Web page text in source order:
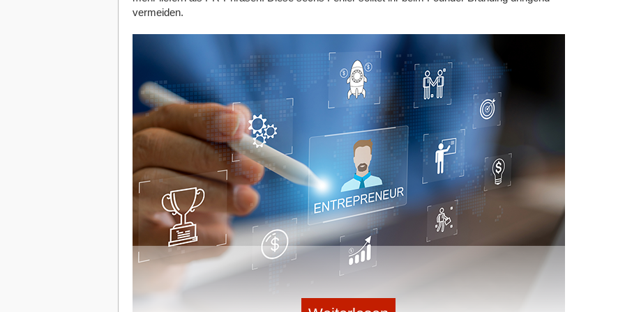
die Seite schnell wieder verlassen.
abdeckst, bei welchen Keywords du gut positioniert bist und ob dein Content die Informationen
bietet, die deine Zielgruppe sucht. Zudem ist die Offpage-Optimierung, insbesondere die
Analyse vorhandener Backlinks, ein wichtiger Schritt, um Potenziale für deine Webseite zu
identifizieren.
Zudem solltest du eine Konkurrenzanalyse durchführen. Verstehe, wer deine
Hauptkonkurrenten sind, indem du eine Liste von Wettbewerbern zusammenstellst, die bei
relevanten Keywords in den Suchergebnissen oben stehen. Dazu bieten sich Tools wie Google
Analytics an, um Daten wie SEO-Traffic, Domain-Rating und Performance KPIs deiner
Konkurrenten zu vergleichen. Wichtig: Auch wenn die Konkurrenz stark erscheint – eine gut
durchdachte SEO-Strategie bietet die Möglichkeit, sich einen Weg an die Spitze zu bahnen.
Indem du deine Mitbewerber genau im Auge behältst und von ihnen lernst, kannst du deine
Webseite schrittweise verbessern und auf die vorderen Plätze in den Suchergebnissen
vorrücken.
Keyword-Analyse und Content-Plan erstellen
Nachdem du deine Ziele, die Leistung deiner Mitbewerber sowie den aktuellen SEO-Stand
deiner Webseite analysiert hast, ist es an der Zeit, dich intensiv mit der Auswahl deiner
vermeiden.